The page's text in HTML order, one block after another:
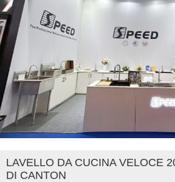
LAVELLO DA CUCINA VELOCE
DI CANTON